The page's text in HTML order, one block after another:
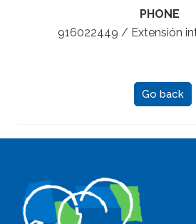
PHONE
916022449 / Extensión
Go back